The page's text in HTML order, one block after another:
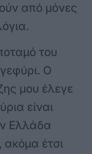
από μόνες
του
Ο
μου έλεγε
είναι
Ελλάδα
έτσι